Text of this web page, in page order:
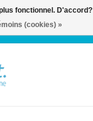
0 Articles
fonctionnel. D'accord?
(cookies) »